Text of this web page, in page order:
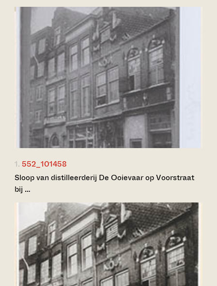
1. 552_101458
Sloop van distilleerderij De Ooievaar op Voorstraat
bij …